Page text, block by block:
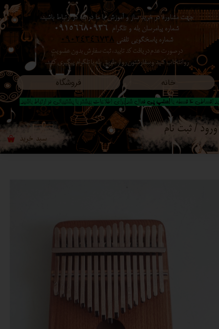
خانه فروشگاه
جهت مشاوره در خرید ساز و آموزش با ما در بله در ارتباط باشید،
شماره پیامرسان بله و تلگرام 09156680936
شماره پاسخگویی تلفنی 09024346738
در صورت عدم دریافت کد تایید ، ثبت سفارش بدون عضویت
رو انتخاب کنید ​​​​​​​ و سفارشتون رو از طریق بله یا تلگرام پیگیری کنید.
۰ سبد خرید
ورود / ثبت نام
حساب کاربری من
تغییر گذر واژه
سفارشات
خروج از حساب کاربری
اقساطی 4 قسطه با اسنپ پی فعال شد|برای اطلاعات بیشتر با پشتیبانی در ارتباط باشید..